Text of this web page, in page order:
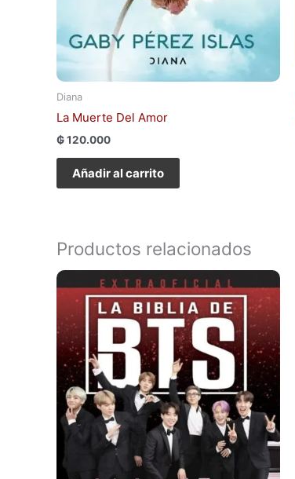
Diana
La Muerte Del Amor
₲120.000
Añadir al carrito
Productos relacionados